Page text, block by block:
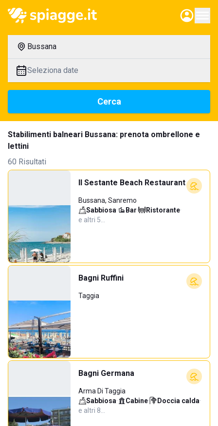
Bussana
Seleziona date
Cerca
Stabilimenti balneari Bussana: prenota ombrellone e
lettini
60 Risultati
Il Sestante Beach Restaurant
Bussana, Sanremo
Sabbiosa· Bar· Ristorante·
e altri 5…
Bagni Ruffini
Taggia
Bagni Germana
Arma Di Taggia
Sabbiosa· Cabine· Doccia calda·
e altri 8…